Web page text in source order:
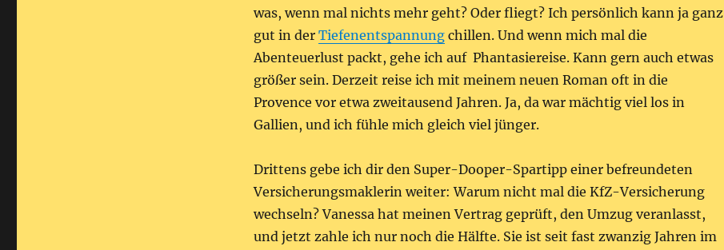
was, wenn mal nichts mehr geht? Oder fliegt? Ich persönlich kann ja ganz
gut in der Tiefenentspannungchillen. Und wenn mich mal die
Abenteuerlust packt, gehe ich auf Phantasiereise. Kann gern auch etwas
größer sein. Derzeit reise ich mit meinem neuen Roman oft in die
Provence vor etwa zweitausend Jahren. Ja, da war mächtig viel los in
Gallien, und ich fühle mich gleich viel jünger.
Drittens gebe ich dir den Super-Dooper-Spartipp einer befreundeten
Versicherungsmaklerin weiter: Warum nicht mal die KfZ-Versicherung
wechseln? Vanessa hat meinen Vertrag geprüft, den Umzug veranlasst,
und jetzt zahle ich nur noch die Hälfte. Sie ist seit fast zwanzig Jahren im